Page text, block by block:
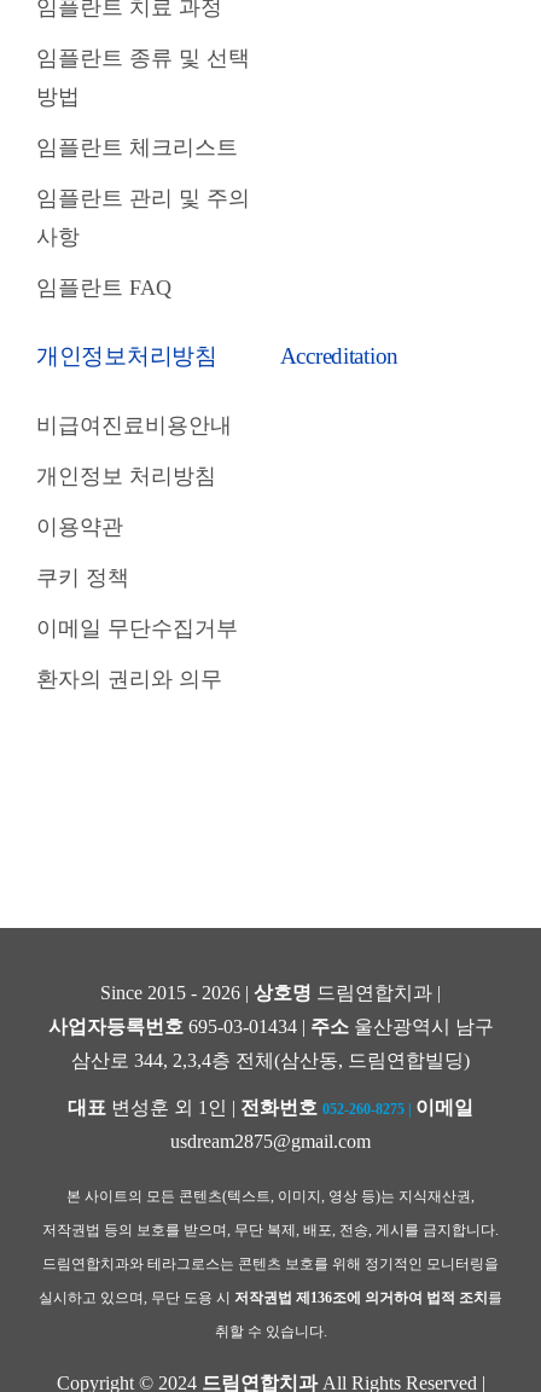
임플란트 치료 과정
임플란트 종류 및 선택
방법
임플란트 체크리스트
임플란트 관리 및 주의
사항
임플란트 FAQ
개인정보처리방침
비급여진료비용안내
개인정보 처리방침
이용약관
쿠키 정책
이메일 무단수집거부
환자의 권리와 의무
Accreditation
Since 2015 - 2026 | 상호명 드림연합치과 |
사업자등록번호 695-03-01434 | 주소울산광역시 남구
삼산로 344, 2,3,4층 전체(삼산동, 드림연합빌딩)
대표 변성훈 외 1인 | 전화번호 052-260-8275
이메일
usdream2875@gmail.com
본 사이트의 모든 콘텐츠(텍스트, 이미지, 영상 등)는 지식재산권,
저작권법 등의 보호를 받으며, 무단 복제, 배포, 전송, 게시를 금지합니다.
드림연합치과와 테라그로스는 콘텐츠 보호를 위해 정기적인 모니터링을
실시하고 있으며, 무단 도용 시 저작권법 제136조에 의거하여 법적 조치 를
취할 수 있습니다.
Copyright © 2024 드림연합치과All Rights Reserved |